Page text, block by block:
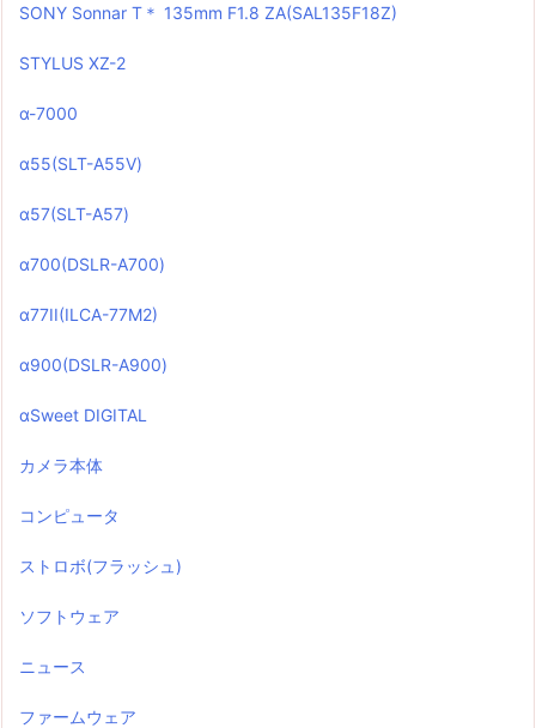
SONY Sonnar T＊ 135mm F1.8 ZA(SAL135F18Z)
STYLUS XZ-2
α-7000
α55(SLT-A55V)
α57(SLT-A57)
α700(DSLR-A700)
α77II(ILCA-77M2)
α900(DSLR-A900)
αSweet DIGITAL
カメラ本体
コンピュータ
ストロボ(フラッシュ)
ソフトウェア
ニュース
ファームウェア